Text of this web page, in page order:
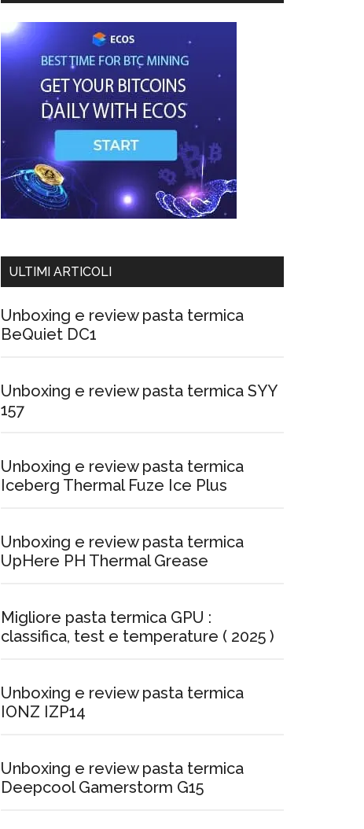
ULTIMI ARTICOLI
Unboxing e review pasta termica
BeQuiet DC1
Unboxing e review pasta termica SYY
157
Unboxing e review pasta termica
Iceberg Thermal Fuze Ice Plus
Unboxing e review pasta termica
UpHere PH Thermal Grease
Migliore pasta termica GPU :
classifica, test e temperature ( 2025 )
Unboxing e review pasta termica
IONZ IZP14
Unboxing e review pasta termica
Deepcool Gamerstorm G15